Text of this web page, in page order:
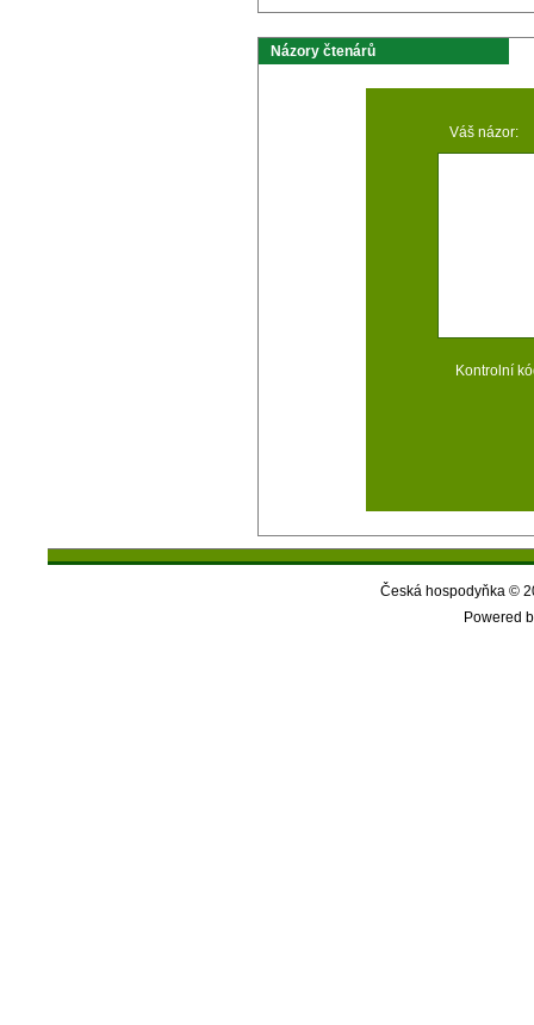
Názory čtenárů
Váš názor:
Kontrolní
Česká hospodyňka ©
Powered